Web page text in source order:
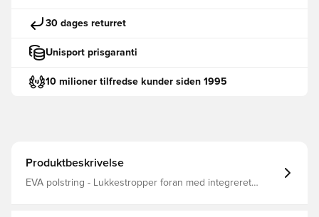
30 dages returret
Unisport prisgaranti
10 milioner tilfredse kunder siden 1995
Produktbeskrivelse
EVA polstring - Lukkestropper foran med integreret